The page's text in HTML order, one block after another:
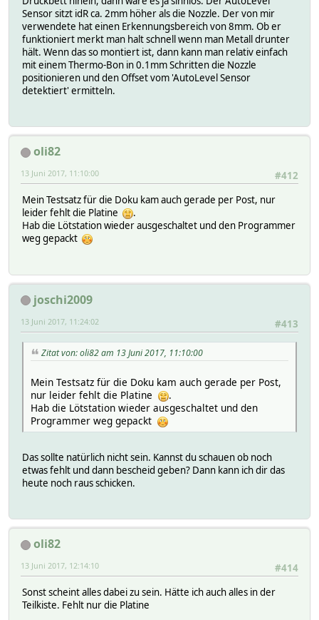
Sensor sitzt idR ca. 2mm höher als die Nozzle. Der von mir
verwendete hat einen Erkennungsbereich von 8mm. Ob er
funktioniert merkt man halt schnell wenn man Metall drunter
hält. Wenn das so montiert ist, dann kann man relativ einfach
mit einem Thermo-Bon in 0.1mm Schritten die Nozzle
positionieren und den Offset vom 'AutoLevel Sensor
detektiert' ermitteln.
oli82
#412
13 Juni 2017, 11:10:00
Mein Testsatz für die Doku kam auch gerade per Post, nur
leider fehlt die Platine
.
Hab die Lötstation wieder ausgeschaltet und den Programmer
weg gepackt
joschi2009
#413
13 Juni 2017, 11:24:02
Zitat von: oli82 am 13 Juni 2017, 11:10:00
Mein Testsatz für die Doku kam auch gerade per Post,
nur leider fehlt die Platine
.
Hab die Lötstation wieder ausgeschaltet und den
Programmer weg gepackt
Das sollte natürlich nicht sein. Kannst du schauen ob noch
etwas fehlt und dann bescheid geben? Dann kann ich dir das
heute noch raus schicken.
oli82
#414
13 Juni 2017, 12:14:10
Sonst scheint alles dabei zu sein. Hätte ich auch alles in der
Teilkiste. Fehlt nur die Platine